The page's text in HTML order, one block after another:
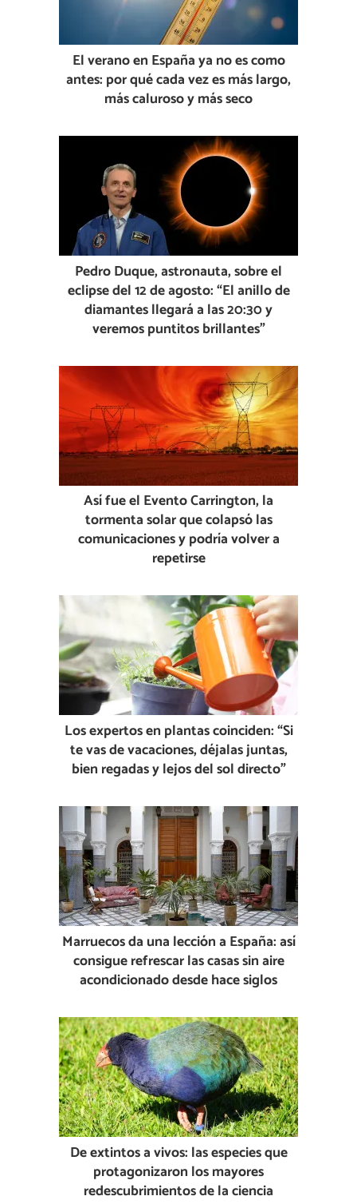
El verano en España ya no es como
antes: por qué cada vez es más largo,
más caluroso y más seco
Pedro Duque, astronauta, sobre el
eclipse del 12 de agosto: “El anillo de
diamantes llegará a las 20:30 y
veremos puntitos brillantes”
Así fue el Evento Carrington, la
tormenta solar que colapsó las
comunicaciones y podría volver a
repetirse
Los expertos en plantas coinciden: “Si
te vas de vacaciones, déjalas juntas,
bien regadas y lejos del sol directo”
Marruecos da una lección a España: así
consigue refrescar las casas sin aire
acondicionado desde hace siglos
De extintos a vivos: las especies que
protagonizaron los mayores
redescubrimientos de la ciencia